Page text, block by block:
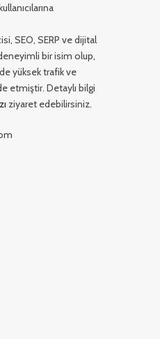
SEO, SERP ve dijital
bir isim olup,
yüksek trafik ve
etmiştir. Detaylı bilgi
ziyaret edebilirsiniz.